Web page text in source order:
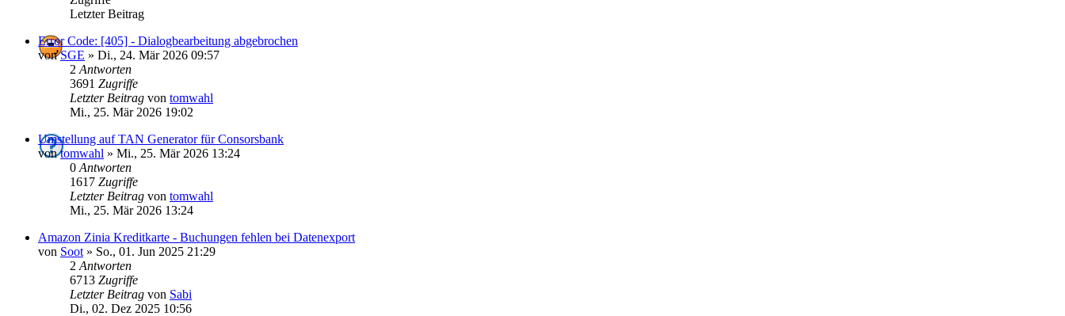
Letzter Beitrag
Error Code: [405] - Dialogbearbeitung abgebrochen
vonSGE » Di., 24. Mär 2026 09:57
2 Antworten
3691 Zugriffe
Letzter Beitrag von tomwahl
Mi., 25. Mär 2026 19:02
Umstellung auf TAN Generator für Consorsbank
vontomwahl » Mi., 25. Mär 2026 13:24
0 Antworten
1617 Zugriffe
Letzter Beitrag von tomwahl
Mi., 25. Mär 2026 13:24
Amazon Zinia Kreditkarte - Buchungen fehlen bei Datenexport
von Soot » So., 01. Jun 2025 21:29
2 Antworten
6713 Zugriffe
Letzter Beitrag von Sabi
Di., 02. Dez 2025 10:56